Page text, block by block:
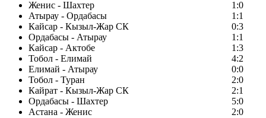
Женис - Шахтер
1:0
Атырау - Ордабасы
1:1
Кайсар - Кызыл-Жар СК
0:3
Ордабасы - Атырау
1:1
Кайсар - Актобе
1:3
Тобол - Елимай
4:2
Елимай - Атырау
0:0
Тобол - Туран
2:0
Кайрат - Кызыл-Жар СК
2:1
Ордабасы - Шахтер
5:0
Астана - Женис
2:0